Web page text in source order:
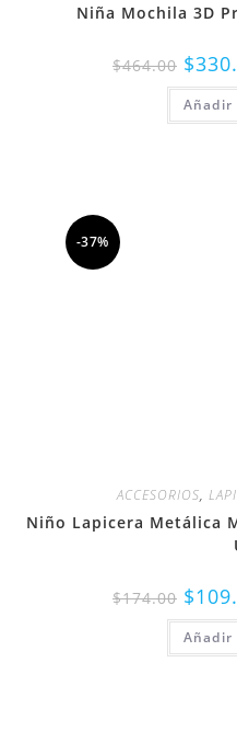
Niña Mochila 3D
$464.00 $
-37%
ACCESORIOS,
Niño Lapicera Metálica
$174.00 $